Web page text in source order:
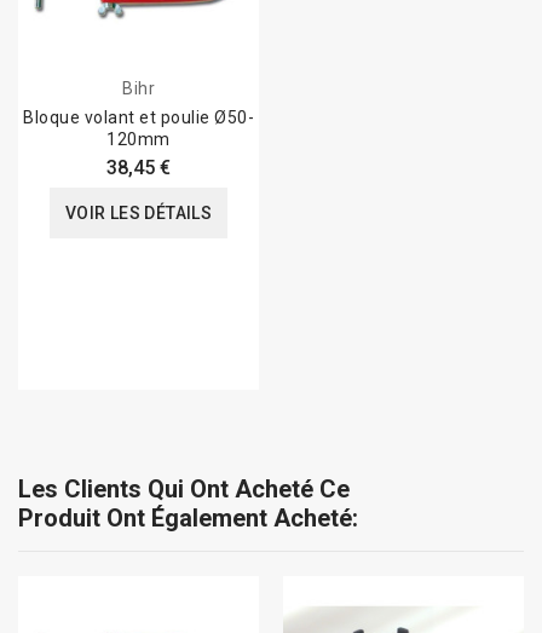
Bihr
Bloque volant et poulie Ø50-
120mm
38,45 €
VOIR LES DÉTAILS
Les Clients Qui Ont Acheté Ce
Produit Ont Également Acheté: